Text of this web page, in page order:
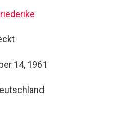
14, 1961